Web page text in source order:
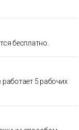
бесплатно.
5 рабочих